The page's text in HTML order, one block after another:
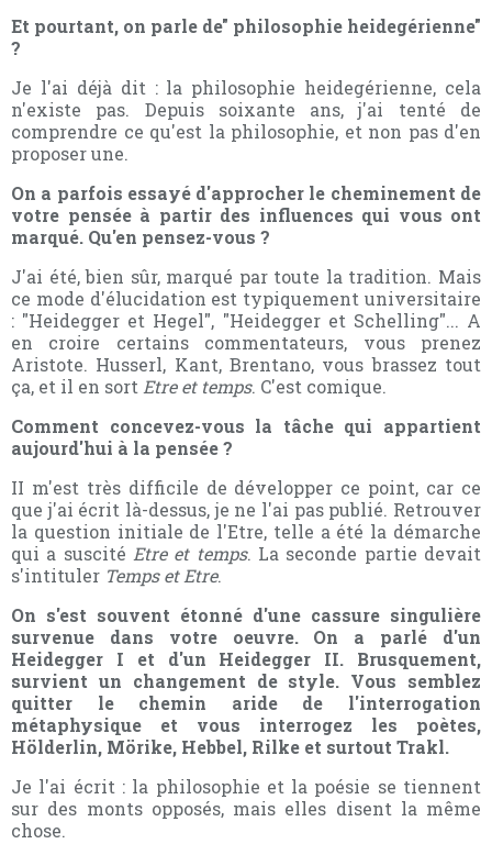
Et pourtant, on parle de" philosophie heidegérienne"
?
Je l'ai déjà dit : la philosophie heidegérienne, cela
n'existe pas. Depuis soixante ans, j'ai tenté de
comprendre ce qu'est la philosophie, et non pas d'en
proposer une.
On a parfois essayé d'approcher le cheminement de
votre pensée à partir des influences qui vous ont
marqué. Qu'en pensez-vous ?
J'ai été, bien sûr, marqué par toute la tradition. Mais
ce mode d'élucidation est typiquement universitaire
: "Heidegger et Hegel", "Heidegger et Schelling"... A
en croire certains commentateurs, vous prenez
Aristote. Husserl, Kant, Brentano, vous brassez tout
ça, et il en sortEtre et temps. C'est comique.
Comment concevez-vous la tâche qui appartient
aujourd'hui à la pensée ?
II m'est très difficile de développer ce point, car ce
que j'ai écrit là-dessus, je ne l'ai pas publié. Retrouver
la question initiale de l'Etre, telle a été la démarche
qui a suscité Etre et temps. La seconde partie devait
s'intituler Temps et Etre.
On s'est souvent étonné d'une cassure singulière
survenue dans votre oeuvre. On a parlé d'un
Heidegger I et d'un Heidegger II. Brusquement,
survient un changement de style. Vous semblez
quitter le chemin aride de l'interrogation
métaphysique et vous interrogez les poètes,
Hölderlin, Mörike, Hebbel, Rilke et surtout Trakl.
Je l'ai écrit : la philosophie et la poésie se tiennent
sur des monts opposés, mais elles disent la même
chose.